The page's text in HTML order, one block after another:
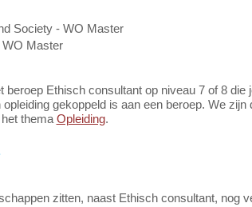
Society - WO Master
Master
beroep Ethisch consultant op niveau 7 of 8
gekoppeld is aan een beroep. We
thema Opleiding.
zitten, naast Ethisch consultant, nog